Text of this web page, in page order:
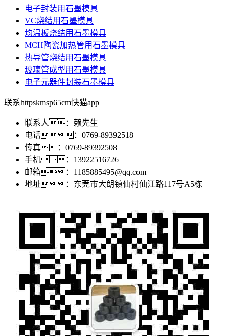
电子封装用石墨模具
VC烧结用石墨模具
均温板烧结用石墨模具
MCH陶瓷加热管用石墨模具
热导管烧结用石墨模具
玻璃管成型用石墨模具
电子元器件封装石墨模具
联系httpskmsp65cm快猫app
联系人：赖先生
电话：0769-89392518
传真：0769-89392508
手机：13922516726
邮箱：1185885495@qq.com
地址：东莞市大朗镇仙村仙江路117号A5栋